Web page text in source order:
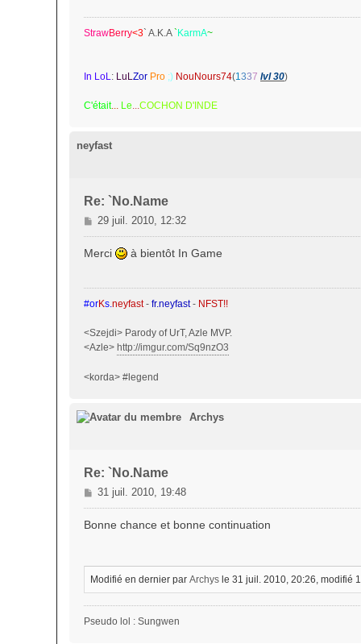
StrawBerry<3` A.K.A ` KarmA~
In LoL: LuLZor Pro ;) NouNours74(1337 lvl 30)
C'était... Le...COCHON D'INDE
neyfast
Re: `No.Name
M
e
g
e
29 juil. 2010, 12:32
Merci à bientôt In Game
#orKs.neyfast- fr.neyfast- NFST!!
<Szejdi> Parody of UrT, Azle MVP.
<Azle> http://imgur.com/Sq9nzO3
<korda> #legend
Archys
Re: `No.Name
M
e
g
e
31 juil. 2010, 19:48
Bonne chance et bonne continuation
Modifié en dernier par Archys le 31 juil. 2010, 20:26, modifié
Pseudo lol : Sungwen